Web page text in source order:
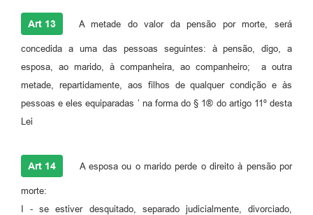
Art 13 A metade do valor da pensão por morte, será
concedida a uma das pessoas seguintes: à pensão, digo, a
esposa, ao marido, à companheira, ao companheiro; a outra
metade, repartidamente, aos filhos de qualquer condição e às
pessoas e eles equiparadas ’ na forma do § 1® do artigo 11º desta
Lei
Art 14 A esposa ou o marido perde o direito à pensão por
morte:
I - se estiver desquitado, separado judicialmente, divorciado,